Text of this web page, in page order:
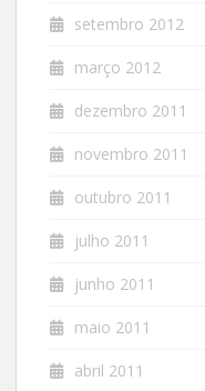
setembro 2012
março 2012
dezembro 2011
novembro 2011
outubro 2011
julho 2011
junho 2011
maio 2011
abril 2011